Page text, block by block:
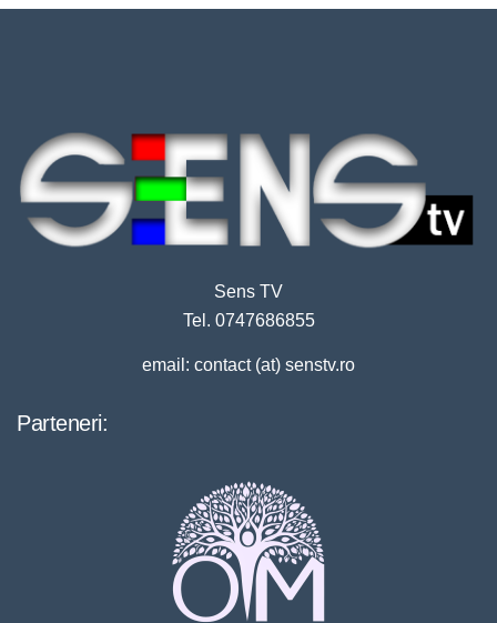
Sens TV
Tel. 0747686855
email: contact (at) senstv.ro
Parteneri: